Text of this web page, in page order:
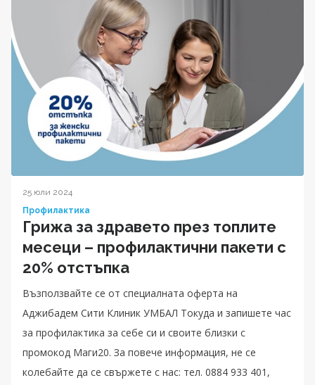
25 юли 2024
Профилактика
Грижа за здравето през топлите
месеци – профилактични пакети с
20% отстъпка
Възползвайте се от специалната оферта на
Аджибадем Сити Клиник УМБАЛ Токуда и запишете час
за профилактика за себе си и своите близки с
промокод Маги20. За повече информация, не се
колебайте да се свържете с нас: тел. 0884 933 401,